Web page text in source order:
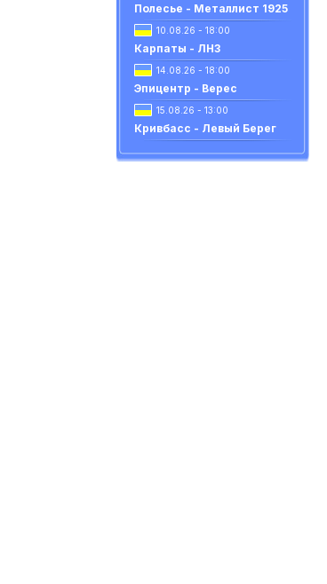
Полесье - Металлист 1925
10.08.26 - 18:00
Карпаты - ЛНЗ
14.08.26 - 18:00
Эпицентр - Верес
15.08.26 - 13:00
Кривбасс - Левый Берег